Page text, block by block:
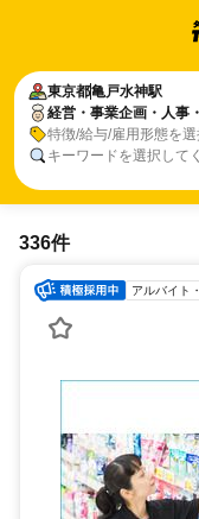
東京都亀戸水神駅
経営・事業企画・人事
特徴/給与/雇用形態を
キーワードを選択して
東京都亀戸水神駅
経営・事業企画・人事
336件
アルバイト